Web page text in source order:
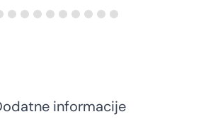
informacije